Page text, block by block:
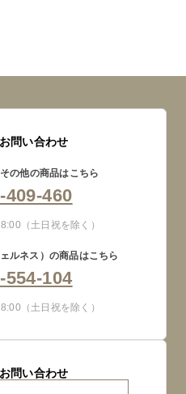
問い合わせ
の他の商品はこちら
409-460
（土日祝を除く）
ルネス）の商品はこちら
554-104
（土日祝を除く）
問い合わせ